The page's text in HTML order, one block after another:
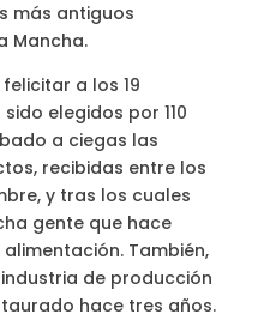
más antiguos
Mancha.
a los 19
elegidos por 110
a ciegas las
recibidas entre los
y tras los cuales
gente que hace
También,
de producción
hace tres años.